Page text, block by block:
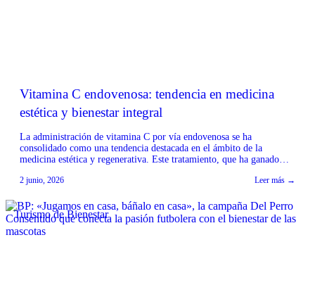
Vitamina C endovenosa: tendencia en medicina
estética y bienestar integral
La administración de vitamina C por vía endovenosa se ha
consolidado como una tendencia destacada en el ámbito de la
medicina estética y regenerativa. Este tratamiento, que ha ganado
de debate durante el reciente congreso internacional realizado en
2 junio, 2026 Leer más →
Turismo de Bienestar